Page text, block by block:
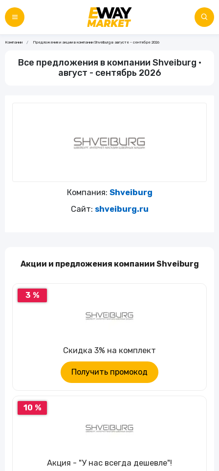
Компании Предложения и акции в компании Shveiburg в августе - сентябре 2026
Все предложения в компании Shveiburg •
август - сентябрь 2026
Компания: Shveiburg
Сайт: shveiburg.ru
Акции и предложения компании Shveiburg
3 %
Скидка 3% на комплект
Получить промокод
10 %
Акция - "У нас всегда дешевле"!